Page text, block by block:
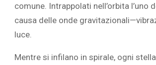
comune. Intrappolati nell’orbita l’uno
causa delle onde
luce.
Mentre si infilano in spirale, ogni